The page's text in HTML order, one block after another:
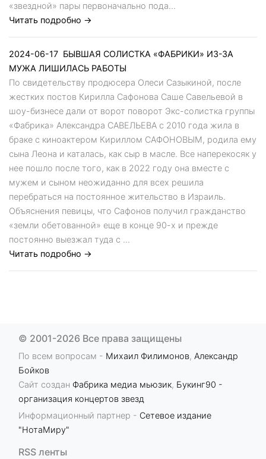
«звездной» пары первоначально пода...
Читать подробно →
2024-06-17 БЫВШАЯ СОЛИСТКА «ФАБРИКИ» ИЗ-ЗА
МУЖА ЛИШИЛАСЬ РАБОТЫ
По свидетельству продюсера Олеси Сазыкиной, после
жестких постов Кирилла Сафонова Саше Савельевой в
шоу-бизнесе дали от ворот поворот Экс-солистка группы
«Фабрика» Александра САВЕЛЬЕВА с 2010 года жила в
браке с киноактером Кириллом САФОНОВЫМ, родила ему
сына Леона и каталась, как сыр в масле. Все наперекосяк у
нее пошло после того, как в 2022 году она вместе с
мужем и сыном неожиданно для всех решила
перебраться на постоянное жительство в Израиль.
Объяснения певицы, что Сафонов получил гражданство
«земли обетованной» еще в конце 90-х и прежде
постоянно выезжал туда с ...
Читать подробно →
© 2001-2026 Все права защищены
По всем вопросам - Михаил Филимонов, Александр
Бойков
Сайт создан Фабрика медиа мьюзик, Букинг90 -
организация концертов звезд
Информационный партнер - Сетевое издание
"НотаМиру"
RSS ленты